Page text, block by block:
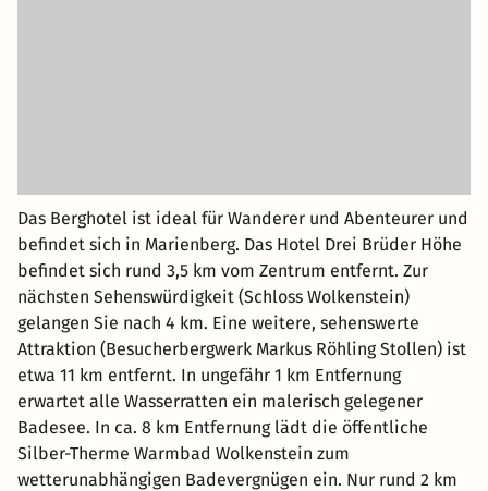
Das Berghotel ist ideal für Wanderer und Abenteurer und
befindet sich in Marienberg. Das Hotel Drei Brüder Höhe
befindet sich rund 3,5 km vom Zentrum entfernt. Zur
nächsten Sehenswürdigkeit (Schloss Wolkenstein)
gelangen Sie nach 4 km. Eine weitere, sehenswerte
Attraktion (Besucherbergwerk Markus Röhling Stollen) ist
etwa 11 km entfernt. In ungefähr 1 km Entfernung
erwartet alle Wasserratten ein malerisch gelegener
Badesee. In ca. 8 km Entfernung lädt die öffentliche
Silber-Therme Warmbad Wolkenstein zum
wetterunabhängigen Badevergnügen ein. Nur rund 2 km